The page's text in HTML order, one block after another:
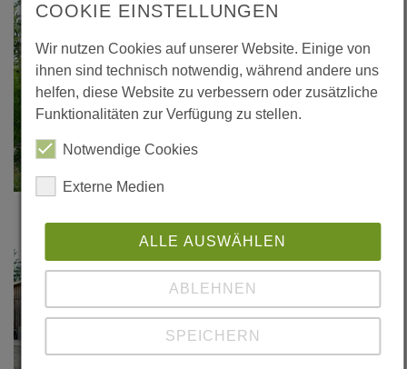
COOKIE EINSTELLUNGEN
Wir nutzen Cookies auf unserer Website. Einige von
ihnen sind technisch notwendig, während andere uns
helfen, diese Website zu verbessern oder zusätzliche
Funktionalitäten zur Verfügung zu stellen.
Notwendige Cookies
Externe Medien
ALLE AUSWÄHLEN
ABLEHNEN
SPEICHERN